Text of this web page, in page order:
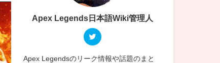
Apex Legends日本語Wiki管理人
Apex Legendsのリーク情報や話題のまと